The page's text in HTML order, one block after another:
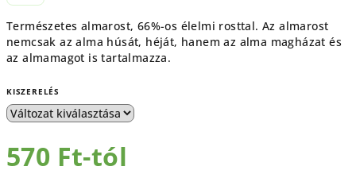
Természetes almarost, 66%-os élelmi rosttal. Az almarost
nemcsak az alma húsát, héját, hanem az alma magházat és
az almamagot is tartalmazza.
KISZERELÉS
570 Ft-tól